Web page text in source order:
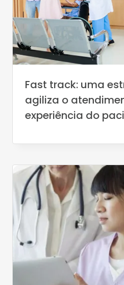
Fast track: uma
agiliza o
experiência do